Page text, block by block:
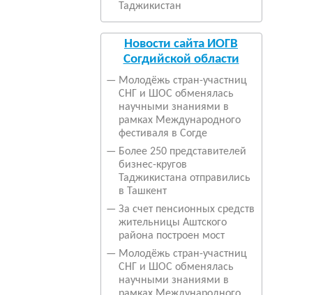
Таджикистан
Новости сайта ИОГВ
Согдийской области
— Молодёжь стран-участниц
СНГ и ШОС обменялась
научными знаниями в
рамках Международного
фестиваля в Согде
— Более 250 представителей
бизнес-кругов
Таджикистана отправились
в Ташкент
— За счет пенсионных средств
жительницы Аштского
района построен мост
— Молодёжь стран-участниц
СНГ и ШОС обменялась
научными знаниями в